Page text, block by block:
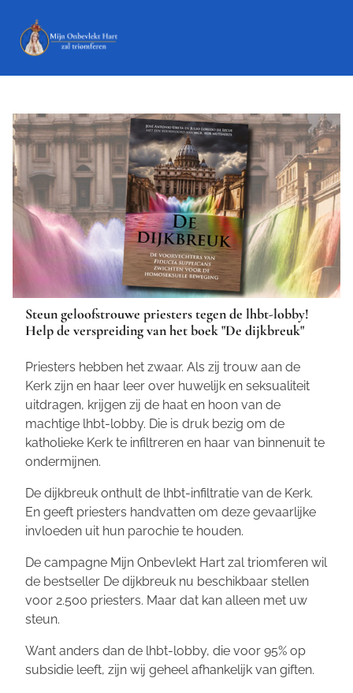
Steun geloofstrouwe priesters tegen de lhbt-lobby!
Help de verspreiding van het boek "De dijkbreuk"
Priesters hebben het zwaar. Als zij trouw aan de
Kerk zijn en haar leer over huwelijk en seksualiteit
uitdragen, krijgen zij de haat en hoon van de
machtige lhbt-lobby. Die is druk bezig om de
katholieke Kerk te infiltreren en haar van binnenuit te
ondermijnen.
De dijkbreuk onthult de lhbt-infiltratie van de Kerk.
En geeft priesters handvatten om deze gevaarlijke
invloeden uit hun parochie te houden.
De campagne Mijn Onbevlekt Hart zal triomferen wil
de bestseller De dijkbreuk nu beschikbaar stellen
voor 2.500 priesters. Maar dat kan alleen met uw
steun.
Want anders dan de lhbt-lobby, die voor 95% op
subsidie leeft, zijn wij geheel afhankelijk van giften.